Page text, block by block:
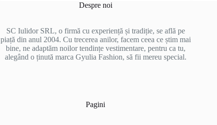
Despre noi
SC Iulidor SRL, o firmă cu experiență și tradiție, se află pe
piață din anul 2004. Cu trecerea anilor, facem ceea ce știm mai
bine, ne adaptăm noilor tendințe vestimentare, pentru ca tu,
alegând o ținută marca Gyulia Fashion, să fii mereu special.
Pagini